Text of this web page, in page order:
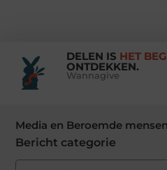
DELEN IS HET
ONTDEKKEN.
Wannagive
Media en Beroemde mensen
Bericht categorie